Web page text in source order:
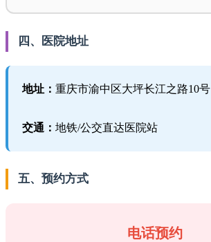
四、医院地址
地址： 重庆市渝中区大坪长江之路10号
交通： 地铁/公交直达医院站
五、预约方式
电话预约